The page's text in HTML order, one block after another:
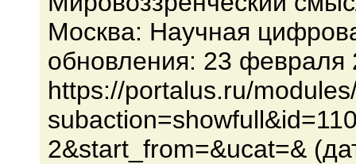
Москва: Научная
обновления: 23 февраля
https://portalus.ru/
2&start_from=&ucat=&